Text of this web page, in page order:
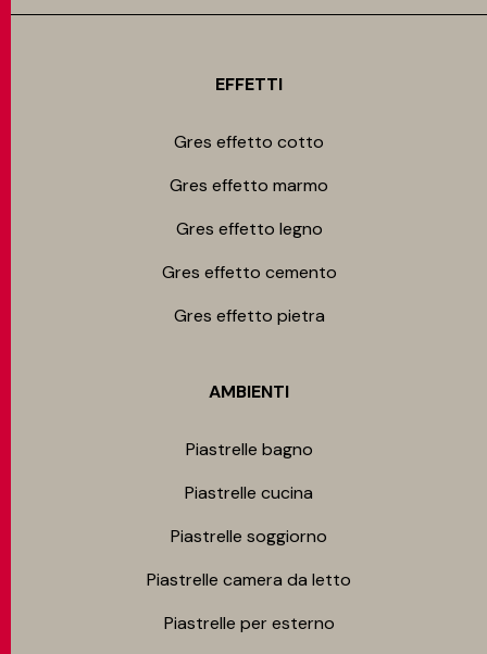
EFFETTI
Gres effetto cotto
Gres effetto marmo
Gres effetto legno
Gres effetto cemento
Gres effetto pietra
AMBIENTI
Piastrelle bagno
Piastrelle cucina
Piastrelle soggiorno
Piastrelle camera da letto
Piastrelle per esterno